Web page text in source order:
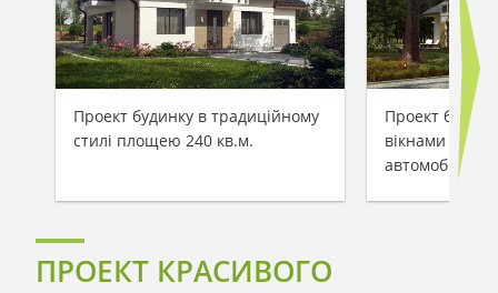
Проект будинку в традиційному
стилі площею 240 кв.м.
Проект
вікнами і
автомобілів
ПРОЕКТ КРАСИВОГО